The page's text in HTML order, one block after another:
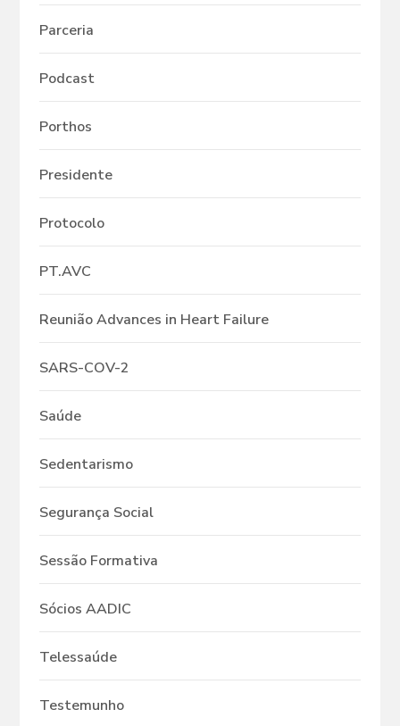
Parceria
Podcast
Porthos
Presidente
Protocolo
PT.AVC
Reunião Advances in Heart Failure
SARS-COV-2
Saúde
Sedentarismo
Segurança Social
Sessão Formativa
Sócios AADIC
Telessaúde
Testemunho